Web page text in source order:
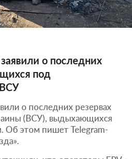
о последних
под
о последних резервах
(ВСУ), выдыхающихся
Об этом пишет Telegram-